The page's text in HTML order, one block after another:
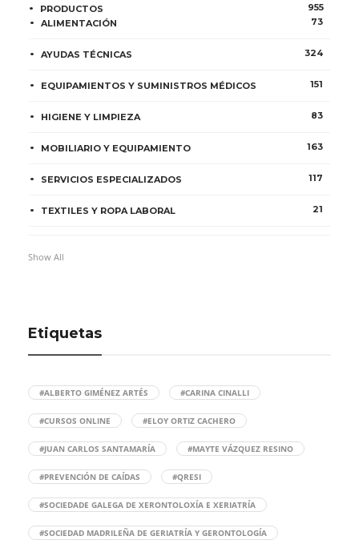
PRODUCTOS
955
ALIMENTACIÓN
73
AYUDAS TÉCNICAS 324
EQUIPAMIENTOS Y SUMINISTROS MÉDICOS 151
HIGIENE Y LIMPIEZA 83
MOBILIARIO Y EQUIPAMIENTO 163
SERVICIOS ESPECIALIZADOS 117
TEXTILES Y ROPA LABORAL 21
Show All
Etiquetas
#ALBERTO GIMÉNEZ ARTÉS #CARINA CINALLI
#CURSOS ONLINE #ELOY ORTIZ CACHERO
#JUAN CARLOS SANTAMARÍA #MAYTE VÁZQUEZ RESINO
#PREVENCIÓN DE CAÍDAS #QRESI
#SOCIEDADE GALEGA DE XERONTOLOXÍA E XERIATRÍA
#SOCIEDAD MADRILEÑA DE GERIATRÍA Y GERONTOLOGÍA